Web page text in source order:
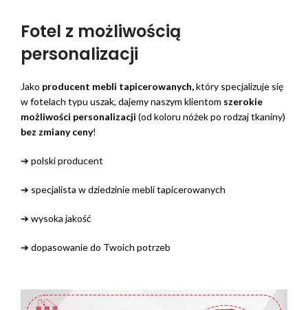
Fotel z możliwością
personalizacji
Jako producent mebli tapicerowanych,który specjalizuje się
w fotelach typu uszak, dajemy naszym klientom szerokie
możliwości personalizacji (od koloru nóżek po rodzaj tkaniny)
bez zmiany ceny!
➔ polski producent
➔ specjalista w dziedzinie mebli tapicerowanych
➔ wysoka jakość
➔ dopasowanie do Twoich potrzeb